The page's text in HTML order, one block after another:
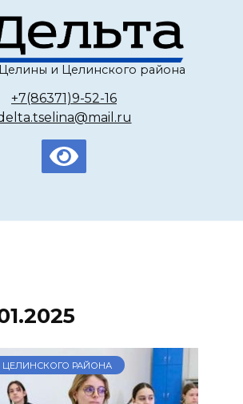
и Целинского района
+7(86371)9-52-16
РАЙОНА